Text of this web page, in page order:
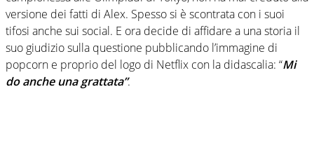
versione dei fatti di Alex. Spesso si è scontrata con i suoi
tifosi anche sui social. E ora decide di affidare a una storia il
suo giudizio sulla questione pubblicando l’immagine di
popcorn e proprio del logo di Netflix con la didascalia: “Mi
do anche una grattata”.